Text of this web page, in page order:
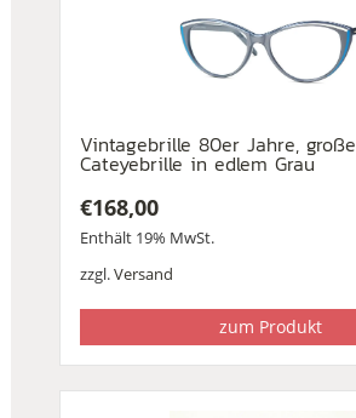
Vintagebrille 80er Jahre, große
Cateyebrille in edlem Grau
€168,00
Enthält 19% MwSt.
zzgl.Versand
zum Produkt